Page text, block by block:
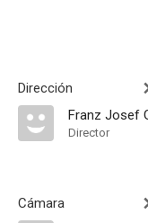
Dirección
Director
Cámara